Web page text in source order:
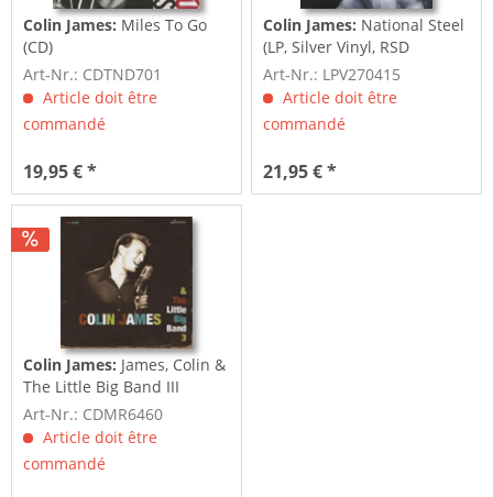
Colin James: Miles To Go
(CD)
Art-Nr.: CDTND701
Article doit être
commandé
19,95 € *
Colin James: National Steel
(LP, Silver Vinyl, RSD
Edition)
Art-Nr.: LPV270415
Article doit être
commandé
21,95 € *
Colin James: James, Colin &
The Little Big Band III
Art-Nr.: CDMR6460
Article doit être
commandé